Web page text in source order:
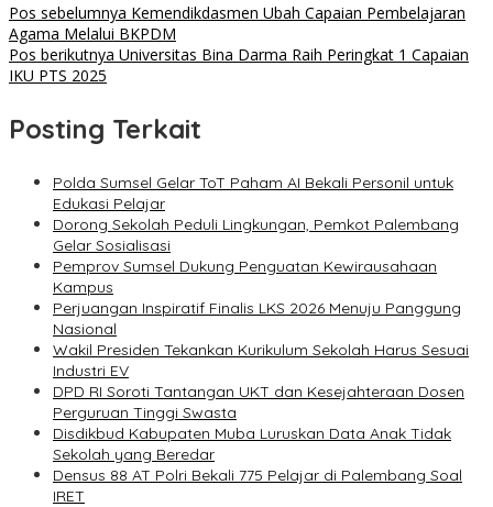
Pos sebelumnya Kemendikdasmen Ubah Capaian Pembelajaran
Agama Melalui BKPDM
Pos berikutnya Universitas Bina Darma Raih Peringkat 1 Capaian
IKU PTS 2025
Posting Terkait
Polda Sumsel Gelar ToT Paham AI Bekali Personil untuk
Edukasi Pelajar
Dorong Sekolah Peduli Lingkungan, Pemkot Palembang
Gelar Sosialisasi
Pemprov Sumsel Dukung Penguatan Kewirausahaan
Kampus
Perjuangan Inspiratif Finalis LKS 2026 Menuju Panggung
Nasional
Wakil Presiden Tekankan Kurikulum Sekolah Harus Sesuai
Industri EV
DPD RI Soroti Tantangan UKT dan Kesejahteraan Dosen
Perguruan Tinggi Swasta
Disdikbud Kabupaten Muba Luruskan Data Anak Tidak
Sekolah yang Beredar
Densus 88 AT Polri Bekali 775 Pelajar di Palembang Soal
IRET